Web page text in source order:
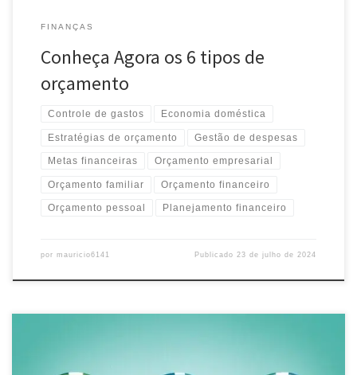
FINANÇAS
Conheça Agora os 6 tipos de
orçamento
Controle de gastos Economia doméstica
Estratégias de orçamento Gestão de despesas
Metas financeiras Orçamento empresarial
Orçamento familiar Orçamento financeiro
Orçamento pessoal Planejamento financeiro
por mauricio6141 Publicado23 de julho de 2024